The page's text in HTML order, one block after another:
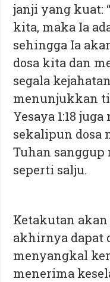
janji yang kuat:
kita, maka Ia
sehingga Ia
dosa kita dan
segala
menunjukkan
Yesaya 1:18
sekalipun dosa
Tuhan
seperti salju.
Ketakutan
akhirnya dapat
menyangkal
menerima